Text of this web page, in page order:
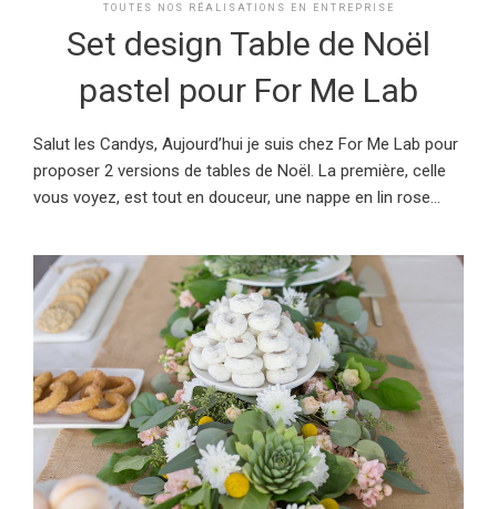
TOUTES NOS RÉALISATIONS EN ENTREPRISE
Set design Table de Noël
pastel pour For Me Lab
Salut les Candys, Aujourd’hui je suis chez For Me Lab pour
proposer 2 versions de tables de Noël. La première, celle
vous voyez, est tout en douceur, une nappe en lin rose...